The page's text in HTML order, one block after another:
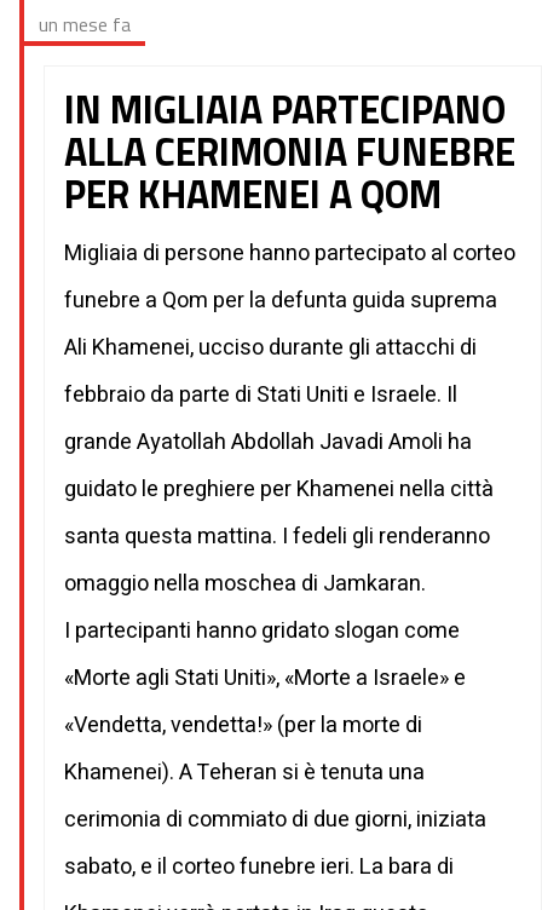
un mese fa
IN MIGLIAIA PARTECIPANO
ALLA CERIMONIA FUNEBRE
PER KHAMENEI A QOM
Migliaia di persone hanno partecipato al corteo
funebre a Qom per la defunta guida suprema
Ali Khamenei, ucciso durante gli attacchi di
febbraio da parte di Stati Uniti e Israele. Il
grande Ayatollah Abdollah Javadi Amoli ha
guidato le preghiere per Khamenei nella città
santa questa mattina. I fedeli gli renderanno
omaggio nella moschea di Jamkaran.
I partecipanti hanno gridato slogan come
«Morte agli Stati Uniti», «Morte a Israele» e
«Vendetta, vendetta!» (per la morte di
Khamenei). A Teheran si è tenuta una
cerimonia di commiato di due giorni, iniziata
sabato, e il corteo funebre ieri. La bara di